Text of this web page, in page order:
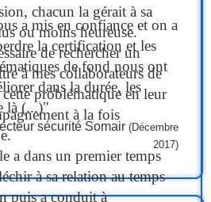
a mis en confiance et on a
la certification et les
de fond nous ont
dans la durée, les
là (...)"
sécurité Somair (Décembre
2017)
chacun la gérait à sa
ou moins heureuse.
de rechercher un
à mes collaborateurs de
problématique en leur
à la fois
a dans un premier temps
à sa relation au temps
puis a conduit à